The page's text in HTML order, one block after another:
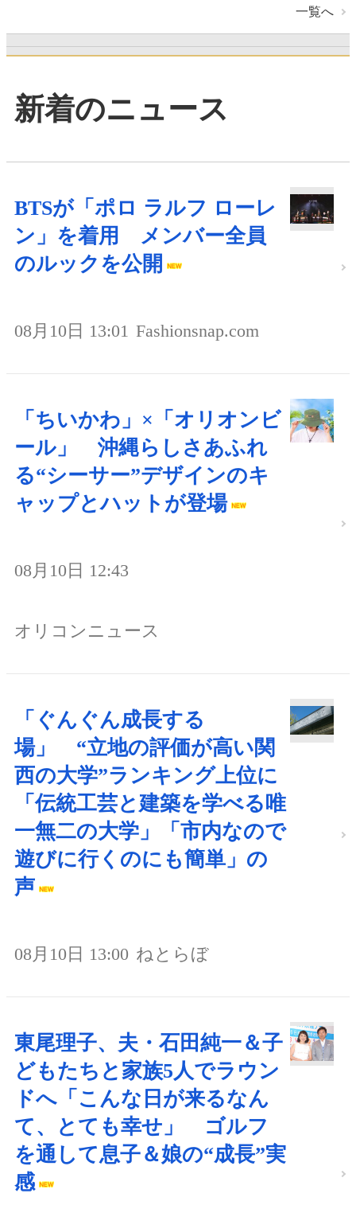
一覧へ
新着のニュース
BTSが「ポロ ラルフ ローレ
ン」を着用 メンバー全員
のルックを公開
08月10日 13:01 Fashionsnap.com
「ちいかわ」×「オリオンビ
ール」 沖縄らしさあふれ
る“シーサー”デザインのキ
ャップとハットが登場
08月10日 12:43
オリコンニュース
「ぐんぐん成長する
場」 “立地の評価が高い関
西の大学”ランキング上位に
「伝統工芸と建築を学べる唯
一無二の大学」「市内なので
遊びに行くのにも簡単」の
声
08月10日 13:00 ねとらぼ
東尾理子、夫・石田純一＆子
どもたちと家族5人でラウン
ドへ「こんな日が来るなん
て、とても幸せ」 ゴルフ
を通して息子＆娘の“成長”実
感